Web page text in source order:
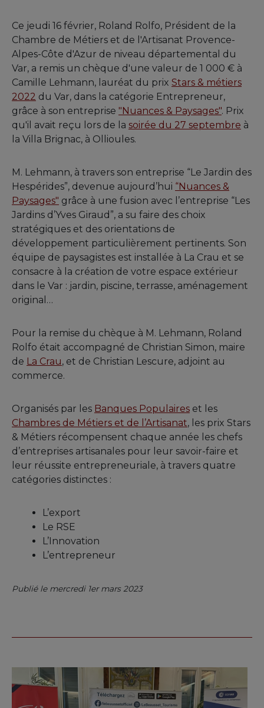
Ce jeudi 16 février, Roland Rolfo, Président de la
Chambre de Métiers et de l'Artisanat Provence-
Alpes-Côte d'Azur de niveau départemental du
Var, a remis un chèque d'une valeur de 1 000 € à
Camille Lehmann, lauréat du prix Stars & métiers
2022 du Var, dans la catégorie Entrepreneur,
grâce à son entreprise "Nuances & Paysages". Prix
qu'il avait reçu lors de la soirée du 27 septembre à
la Villa Brignac, à Ollioules.
M. Lehmann, à travers son entreprise “Le Jardin des
Hespérides”, devenue aujourd’hui “Nuances &
Paysages" grâce à une fusion avec l’entreprise “Les
Jardins d’Yves Giraud”, a su faire des choix
stratégiques et des orientations de
développement particulièrement pertinents. Son
équipe de paysagistes est installée à La Crau et se
consacre à la création de votre espace extérieur
dans le Var : jardin, piscine, terrasse, aménagement
original…
Pour la remise du chèque à M. Lehmann, Roland
Rolfo était accompagné de Christian Simon, maire
de La Crau, et de Christian Lescure, adjoint au
commerce.
Organisés par les Banques Populaires et les
Chambres de Métiers et de l’Artisanat, les prix Stars
& Métiers récompensent chaque année les chefs
d’entreprises artisanales pour leur savoir-faire et
leur réussite entrepreneuriale, à travers quatre
catégories distinctes :
L’export
Le RSE
L’Innovation
L’entrepreneur
Publié le mercredi 1er mars 2023